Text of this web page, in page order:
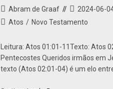
Abram de Graaf
2024-06-
Atos / Novo Testamento
Leitura: Atos 01:01-11Texto: Atos
Pentecostes Queridos irmãos em
texto (Atos 02:01-04) é um elo